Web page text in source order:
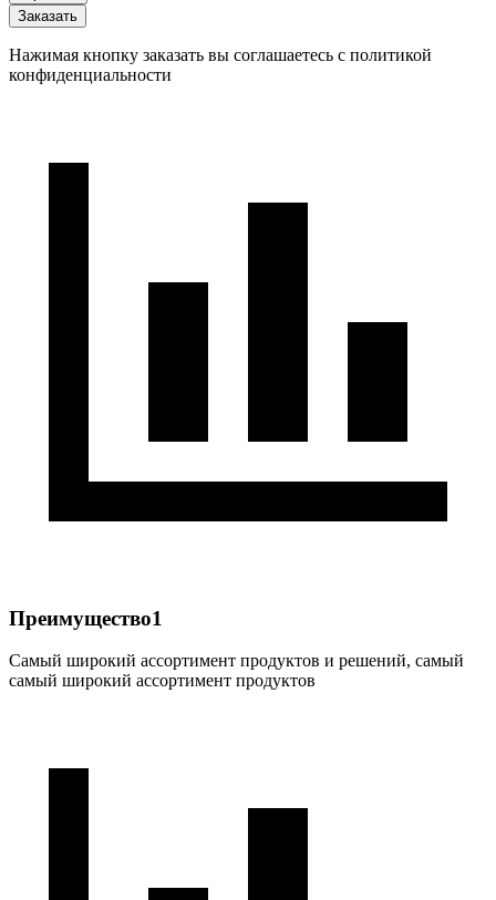
Нажимая кнопку заказать вы соглашаетесь с политикой
конфиденциальности
Преимущество1
Самый широкий ассортимент продуктов и решений, самый
самый широкий ассортимент продуктов